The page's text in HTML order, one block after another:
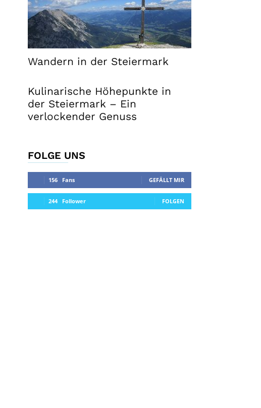
Wandern in der Steiermark
Kulinarische Höhepunkte in
der Steiermark – Ein
verlockender Genuss
FOLGE UNS
156 Fans GEFÄLLT MIR
244 Follower FOLGEN